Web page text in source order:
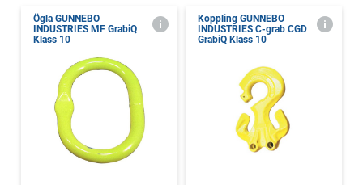
Ögla GUNNEBO
INDUSTRIES MF GrabiQ
Klass 10
Koppling GUNNEBO
INDUSTRIES C-grab CGD
GrabiQ Klass 10